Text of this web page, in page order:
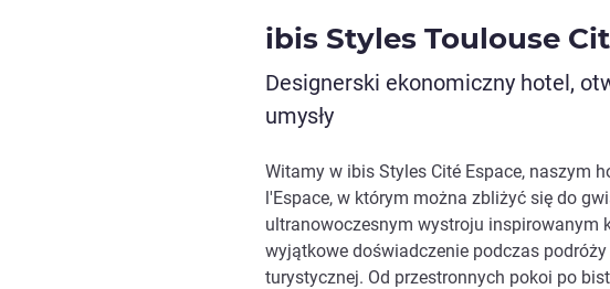
ibis Styles Toulouse
Designerski ekonomiczny hotel,
umysły
Witamy w ibis Styles Cité Espace, naszym
l'Espace, w którym można zbliżyć się do
ultranowoczesnym wystroju inspirowanym
wyjątkowe doświadczenie podczas
turystycznej. Od przestronnych pokoi po